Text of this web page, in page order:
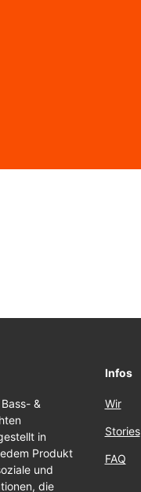
&
in
Produkt
und
die
Infos
Wir
Stories
FAQ